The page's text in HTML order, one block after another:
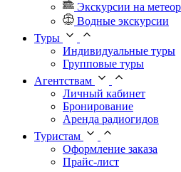
Экскурсии на
Водные экскурсии
Туры
Индивидуальные туры
Групповые туры
Агентствам
Личный кабинет
Бронирование
Аренда радиогидов
Туристам
Оформление заказа
Прайс-лист